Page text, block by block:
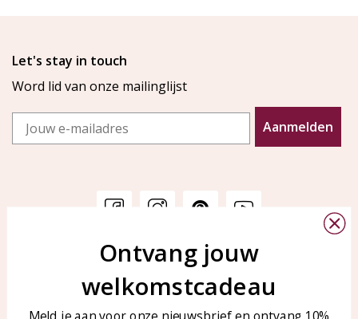
Let's stay in touch
Word lid van onze mailinglijst
Email
Aanmelden
Veelgestelde vragen
Sieraden onderhouden
KAYA Sieraden
Bellen of WhatsApp Ma-Vr
tussen 09:00-17:00
Ontvang jouw
welkomstcadeau
Meld je aan voor onze nieuwsbrief en ontvang 10%